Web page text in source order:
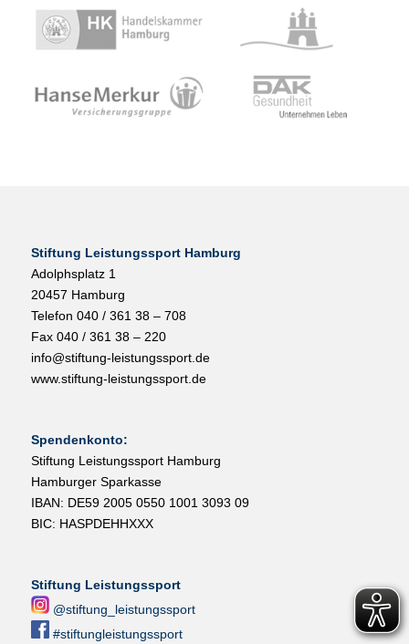
Stiftung Leistungssport Hamburg
Adolphsplatz 1
20457 Hamburg
Telefon 040 / 361 38 – 708
Fax 040 / 361 38 – 220
info@stiftung-leistungssport.de
www.stiftung-leistungssport.de
Spendenkonto:
Stiftung Leistungssport Hamburg
Hamburger Sparkasse
IBAN: DE59 2005 0550 1001 3093 09
BIC: HASPDEHHXXX
Stiftung Leistungssport
@stiftung_leistungssport
#stiftungleistungssport